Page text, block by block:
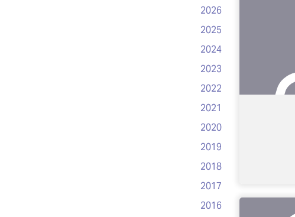
2026
2025
2024
2023
2022
2021
2020
2019
2018
2017
2016